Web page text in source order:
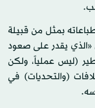
بمثل من قبيلة
«الذي يقدر على صعود
(ليس عملياً، ولكن
(والتحديات) في